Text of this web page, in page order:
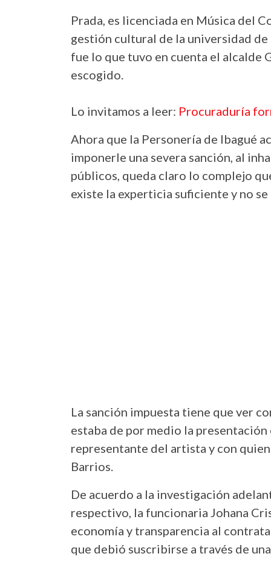
Prada, es licenciada en Música del
gestión cultural de la universidad
fue lo que tuvo en cuenta el alcalde
escogido.
Lo invitamos a leer: Procuraduría
Ahora que la Personería de Ibagué
imponerle una severa sanción, al
públicos, queda claro lo complejo
existe la experticia suficiente y no
La sanción impuesta tiene que ver
estaba de por medio la
representante del artista y con
Barrios.
De acuerdo a la investigación
respectivo, la funcionaria Johana
economía y transparencia al
que debió suscribirse a través de